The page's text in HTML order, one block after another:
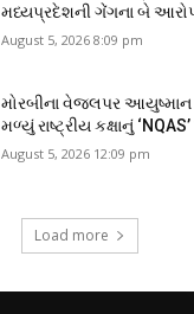
મધ્યપ્રદેશની ગેંગના બે
August 5, 2026 8:09 pm
મોરબીના વેજલપર
મળ્યું રાષ્ટ્રીય કક્ષાનું
August 5, 2026 12:09 pm
Load more